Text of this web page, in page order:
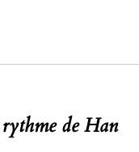
de Han